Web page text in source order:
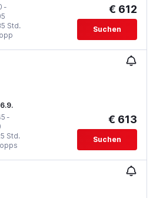
-
Std.
€ 612
Suchen
-
Std.
€ 613
Suchen